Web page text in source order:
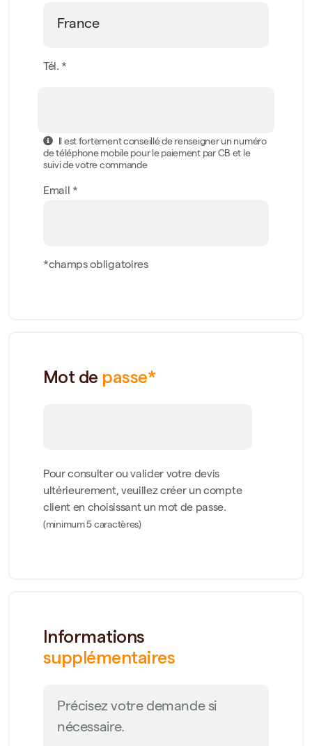
Tél. *
Il est fortement conseillé de renseigner un numéro
de téléphone mobile pour le paiement par CB et le
suivi de votre commande
Email *
*champs obligatoires
Mot de passe*
Pour consulter ou valider votre devis
ultérieurement, veuillez créer un compte
client en choisissant un mot de passe.
(minimum 5 caractères)
Informations
supplémentaires